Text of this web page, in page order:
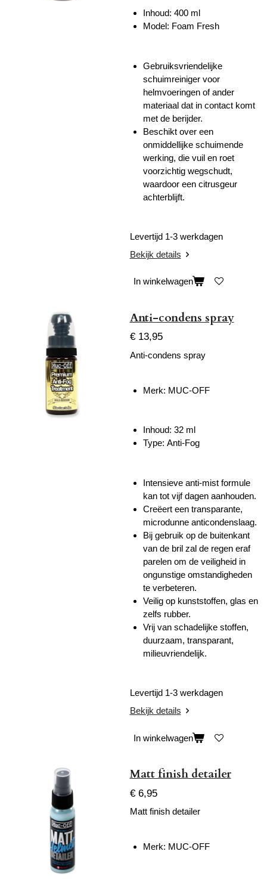
Inhoud: 400 ml
Model: Foam Fresh
Gebruiksvriendelijke
schuimreiniger voor
helmvoeringen of ander
materiaal dat in contact komt
met de berijder.
Beschikt over een
onmiddellijke schuimende
werking, die vuil en roet
voorzichtig wegschudt,
waardoor een citrusgeur
achterblijft.
Levertijd 1-3 werkdagen
Bekijk details
In winkelwagen
Anti-condens spray
€ 13,95
Anti-condens spray
Merk: MUC-OFF
Inhoud: 32 ml
Type: Anti-Fog
Intensieve anti-mist formule
kan tot vijf dagen aanhouden.
Creëert een transparante,
microdunne anticondenslaag.
Bij gebruik op de buitenkant
van de bril zal de regen eraf
parelen om de veiligheid in
ongunstige omstandigheden
te verbeteren.
Veilig op kunststoffen, glas en
zelfs rubber.
Vrij van schadelijke stoffen,
duurzaam, transparant,
milieuvriendelijk.
Levertijd 1-3 werkdagen
Bekijk details
In winkelwagen
Matt finish detailer
€ 6,95
Matt finish detailer
Merk: MUC-OFF